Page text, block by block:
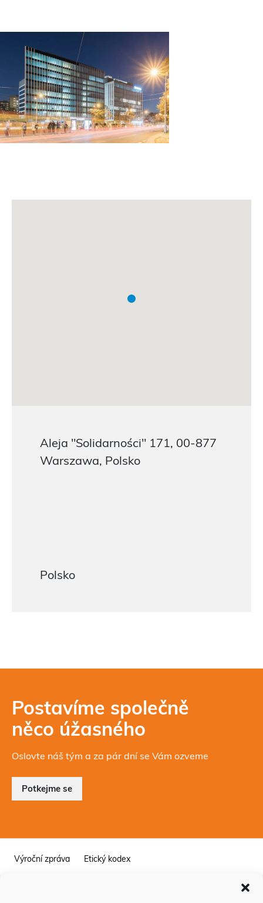
Aleja "Solidarności" 171, 00-877
Warszawa, Polsko
Polsko
Postavíme společně
něco úžasného
Oslovte náš tým a za pár dní se Vám ozveme
Potkejme se
Výroční zpráva Etický kodex